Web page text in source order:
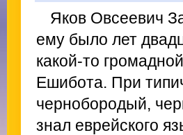
Яков Овсеевич
ему было лет
какой-то
Ешибота. При
чернобородый,
знал еврейского